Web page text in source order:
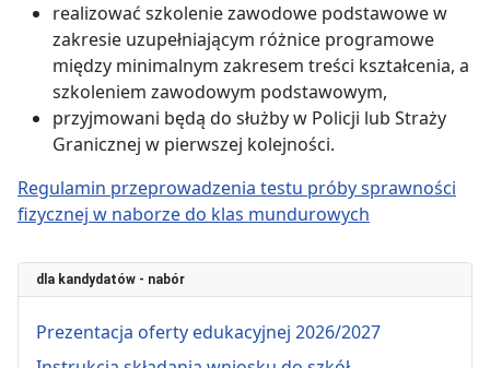
realizować szkolenie zawodowe podstawowe w
zakresie uzupełniającym różnice programowe
między minimalnym zakresem treści kształcenia, a
szkoleniem zawodowym podstawowym,
przyjmowani będą do służby w Policji lub Straży
Granicznej w pierwszej kolejności.
Regulamin przeprowadzenia testu próby sprawności
fizycznej w naborze do klas mundurowych
dla kandydatów - nabór
Prezentacja oferty edukacyjnej 2026/2027